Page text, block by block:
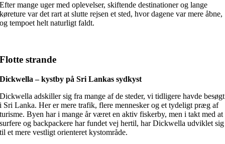
Efter mange uger med oplevelser, skiftende destinationer og lange
køreture var det rart at slutte rejsen et sted, hvor dagene var mere åbne,
og tempoet helt naturligt faldt.
Flotte strande
Dickwella – kystby på Sri Lankas sydkyst
Dickwella adskiller sig fra mange af de steder, vi tidligere havde besøgt
i Sri Lanka. Her er mere trafik, flere mennesker og et tydeligt præg af
turisme. Byen har i mange år været en aktiv fiskerby, men i takt med at
surfere og backpackere har fundet vej hertil, har Dickwella udviklet sig
til et mere vestligt orienteret kystområde.